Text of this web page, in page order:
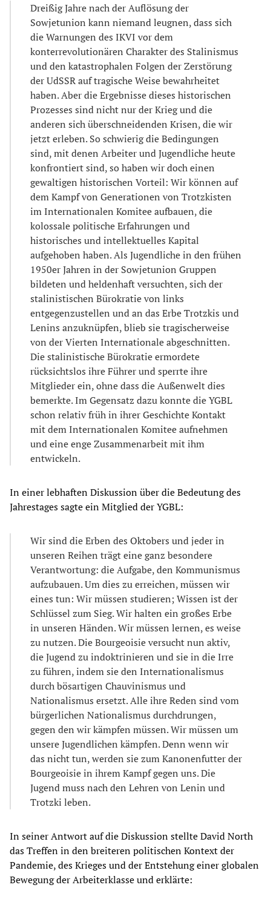
Dreißig Jahre nach der Auflösung der
Sowjetunion kann niemand leugnen, dass sich
die Warnungen des IKVI vor dem
konterrevolutionären Charakter des Stalinismus
und den katastrophalen Folgen der Zerstörung
der UdSSR auf tragische Weise bewahrheitet
haben. Aber die Ergebnisse dieses historischen
Prozesses sind nicht nur der Krieg und die
anderen sich überschneidenden Krisen, die wir
jetzt erleben. So schwierig die Bedingungen
sind, mit denen Arbeiter und Jugendliche heute
konfrontiert sind, so haben wir doch einen
gewaltigen historischen Vorteil: Wir können auf
dem Kampf von Generationen von Trotzkisten
im Internationalen Komitee aufbauen, die
kolossale politische Erfahrungen und
historisches und intellektuelles Kapital
aufgehoben haben. Als Jugendliche in den frühen
1950er Jahren in der Sowjetunion Gruppen
bildeten und heldenhaft versuchten, sich der
stalinistischen Bürokratie von links
entgegenzustellen und an das Erbe Trotzkis und
Lenins anzuknüpfen, blieb sie tragischerweise
von der Vierten Internationale abgeschnitten.
Die stalinistische Bürokratie ermordete
rücksichtslos ihre Führer und sperrte ihre
Mitglieder ein, ohne dass die Außenwelt dies
bemerkte. Im Gegensatz dazu konnte die YGBL
schon relativ früh in ihrer Geschichte Kontakt
mit dem Internationalen Komitee aufnehmen
und eine enge Zusammenarbeit mit ihm
entwickeln.
In einer lebhaften Diskussion über die Bedeutung des
Jahrestages sagte ein Mitglied der YGBL:
Wir sind die Erben des Oktobers und jeder in
unseren Reihen trägt eine ganz besondere
Verantwortung: die Aufgabe, den Kommunismus
aufzubauen. Um dies zu erreichen, müssen wir
eines tun: Wir müssen studieren; Wissen ist der
Schlüssel zum Sieg. Wir halten ein großes Erbe
in unseren Händen. Wir müssen lernen, es weise
zu nutzen. Die Bourgeoisie versucht nun aktiv,
die Jugend zu indoktrinieren und sie in die Irre
zu führen, indem sie den Internationalismus
durch bösartigen Chauvinismus und
Nationalismus ersetzt. Alle ihre Reden sind vom
bürgerlichen Nationalismus durchdrungen,
gegen den wir kämpfen müssen. Wir müssen um
unsere Jugendlichen kämpfen. Denn wenn wir
das nicht tun, werden sie zum Kanonenfutter der
Bourgeoisie in ihrem Kampf gegen uns. Die
Jugend muss nach den Lehren von Lenin und
Trotzki leben.
In seiner Antwort auf die Diskussion stellte David North
das Treffen in den breiteren politischen Kontext der
Pandemie, des Krieges und der Entstehung einer globalen
Bewegung der Arbeiterklasse und erklärte: